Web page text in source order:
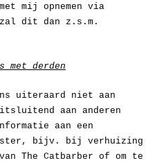
mij opnemen via
dit dan z.s.m.
met derden
uiteraard niet aan
aan anderen
aan een
bijv. bij verhuizing
The Catbarber of om te